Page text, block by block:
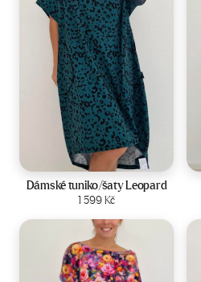
Velikost:44-50
Dámské tuniko/šaty Leopard
1 599Kč
Zobrazit produkt